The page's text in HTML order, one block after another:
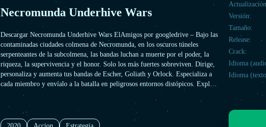
Necromunda Underhive Wars
Descargar Necromunda Underhive Wars ElAmigos por googledrive – Bajo las
contaminadas ciudades colmena de Necromunda, en los oscuros túneles
serpenteantes de la subcolmena, las bandas luchan a muerte por el poder, la
riqueza, la supervivencia y el honor. Solo los más fuertes sobreviven. Dirige,
personaliza y aumenta tus bandas de Escher, Goliath y Orlock. Especializa a
cada miembro y envíalo a la batalla en peligrosos entornos distópicos. Explota
el terreno con tiroteos tácticos: sube a pasos elevados, pon trampas y tiende
emboscadas a los enemigos para llevarlos a un cuerpo a cuerpo sangriento.
Versión:
Tamaño:
Release:
Crack:
Idioma
Idioma